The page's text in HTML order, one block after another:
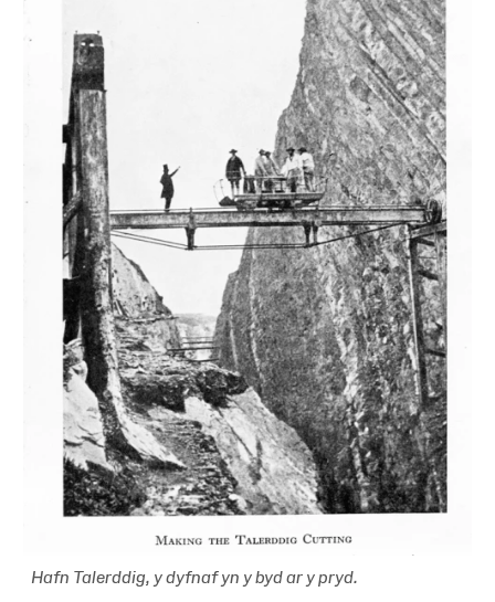
Hafn Talerddig, y dyfnaf yn y byd ar y pryd.